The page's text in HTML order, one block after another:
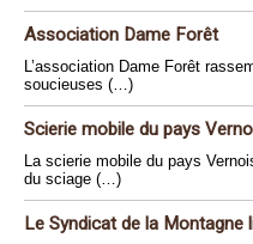
Association Dame Forêt
L’association Dame Forêt
soucieuses (…)
Scierie mobile du pays
La scierie mobile du pays
du sciage (…)
Le Syndicat de la Montagne